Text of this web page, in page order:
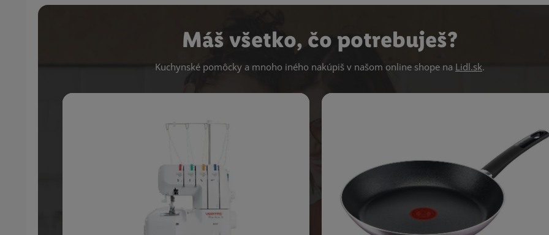
Máš všetko, čo potrebuješ?
Kuchynské pomôcky a mnoho iného nakúpiš v našom online shope na Lidl.sk.